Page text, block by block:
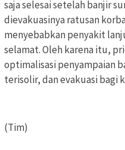
saja selesai setelah banjir
dievakuasinya ratusan
menyebabkan penyakit
selamat. Oleh karena itu,
optimalisasi penyampaian
terisolir, dan evakuasi bagi
(Tim)